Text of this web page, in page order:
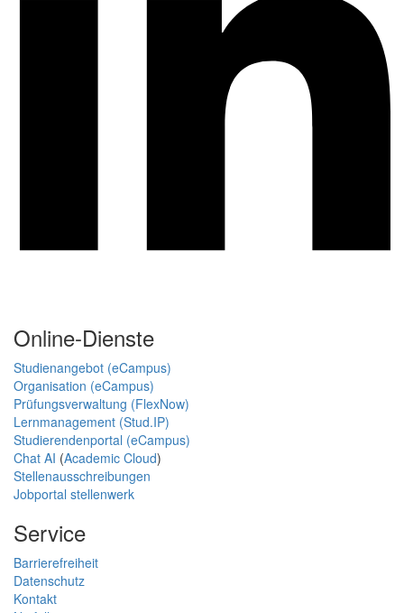
Online-Dienste
Studienangebot (eCampus)
Organisation (eCampus)
Prüfungsverwaltung (FlexNow)
Lernmanagement (Stud.IP)
Studierendenportal (eCampus)
Chat AI (Academic Cloud)
Stellenausschreibungen
Jobportal stellenwerk
Service
Barrierefreiheit
Datenschutz
Kontakt